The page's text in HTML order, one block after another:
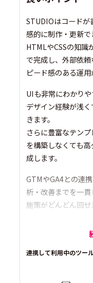
STUDIOはコード
感的に制作・更新で
HTMLやCSSの知識
で完成し、外部依
ピード感のある運用
UIも非常にわかり
デザイン経験が浅
きます。
さらに豊富なテン
を構築しなくても
成します。
GTMやGA4との連
析・改善までを一
施策がどんどん回せ
連携して利用中のツー